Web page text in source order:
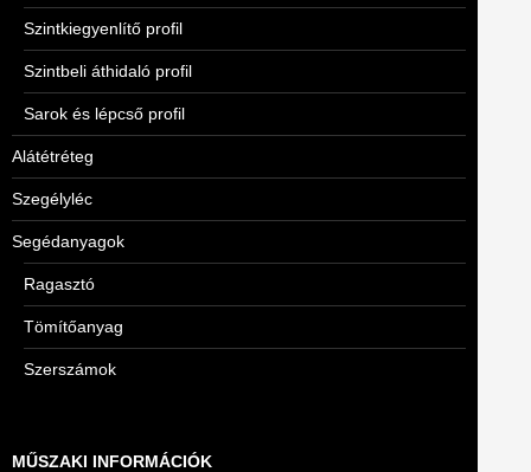
Szintkiegyenlítő profil
Szintbeli áthidaló profil
Sarok és lépcső profil
Alátétréteg
Szegélyléc
Segédanyagok
Ragasztó
Tömítőanyag
Szerszámok
MŰSZAKI INFORMÁCIÓK